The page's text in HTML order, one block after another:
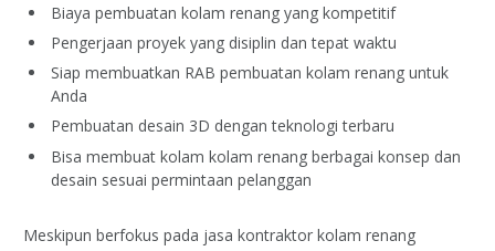
Biaya pembuatan kolam renang yang kompetitif
Pengerjaan proyek yang disiplin dan tepat waktu
Siap membuatkan RAB pembuatan kolam renang untuk
Anda
Pembuatan desain 3D dengan teknologi terbaru
Bisa membuat kolam kolam renang berbagai konsep dan
desain sesuai permintaan pelanggan
Meskipun berfokus pada jasa kontraktor kolam renang